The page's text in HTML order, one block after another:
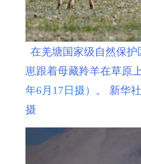
在羌塘国家级自然保护
崽跟着母藏羚羊在草原
年6月17日摄） 。 新华
摄